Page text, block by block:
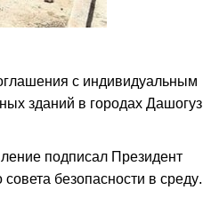
с индивидуальным
зданий в городах Дашогуз
подписал Президент
безопасности в среду.